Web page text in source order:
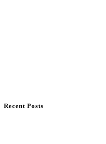
Recent Posts